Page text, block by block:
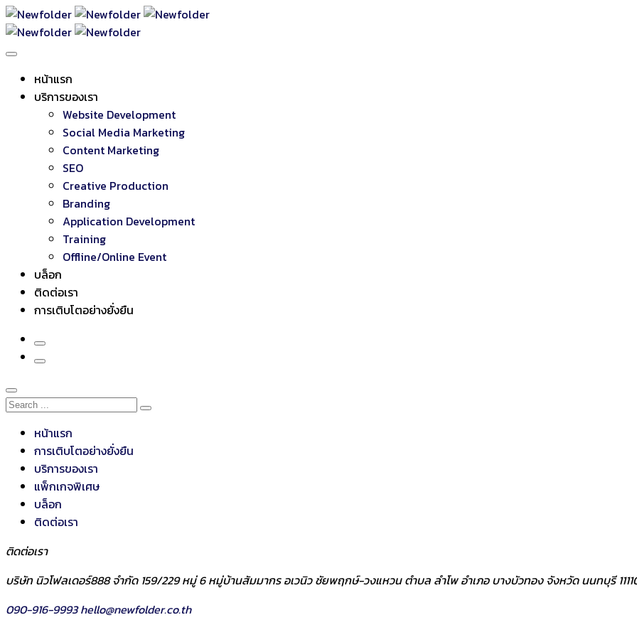
หน้าแรก
บริการของเรา
Website Development
Social Media Marketing
Content Marketing
SEO
Creative Production
Branding
Application Development
Training
Offline/Online Event
บล็อก
ติดต่อเรา
การเติบโตอย่างยั่งยืน
หน้าแรก
การเติบโตอย่างยั่งยืน
บริการของเรา
แพ็กเกจพิเศษ
บล็อก
ติดต่อเรา
ติดต่อเรา
บริษัท นิวโฟลเดอร์888 จำกัด 159/229 หมู่ 6 หมู่บ้านสัมมากร อเวนิว ชัยพฤกษ์-วงแหวน ตำบล ลำโพ อำเภอ บางบัวทอง จังหวัด นนทบุรี
090-916-9993hello@newfolder.co.th